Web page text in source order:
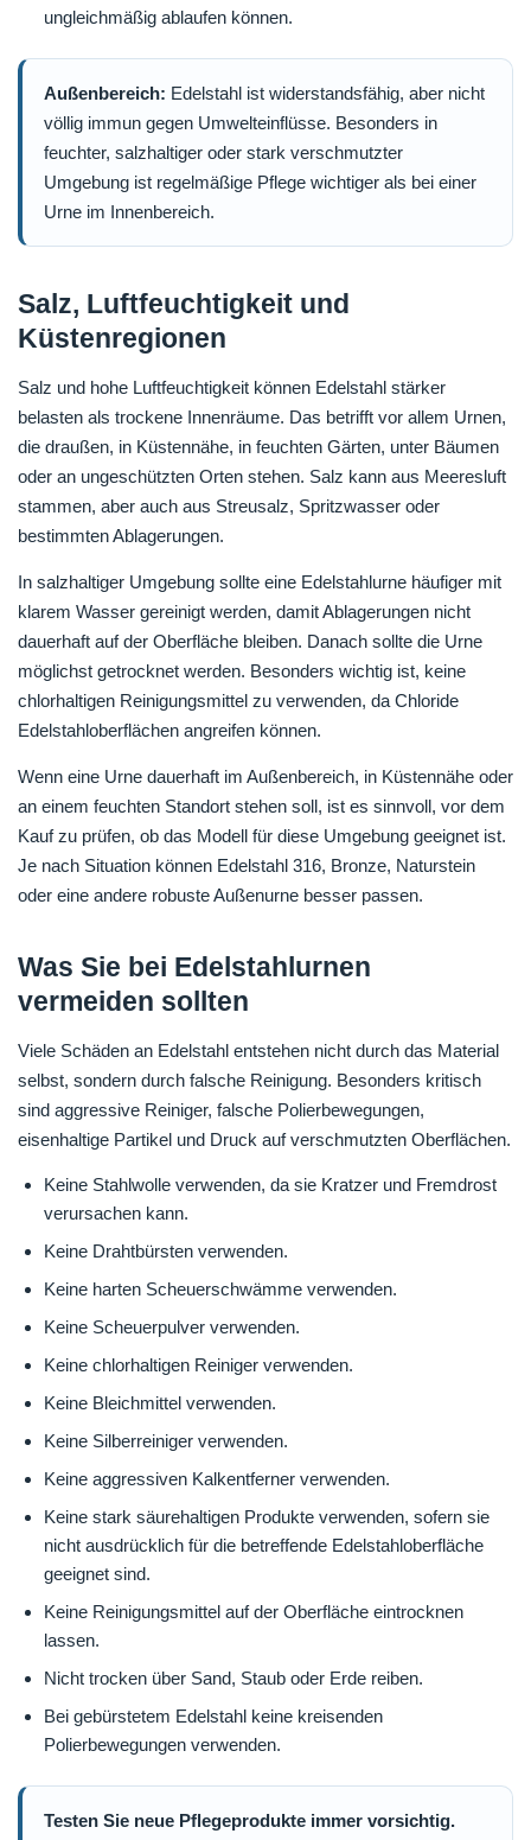
ungleichmäßig ablaufen können.
Außenbereich: Edelstahl ist widerstandsfähig, aber nicht
völlig immun gegen Umwelteinflüsse. Besonders in
feuchter, salzhaltiger oder stark verschmutzter
Umgebung ist regelmäßige Pflege wichtiger als bei einer
Urne im Innenbereich.
Salz, Luftfeuchtigkeit und
Küstenregionen
Salz und hohe Luftfeuchtigkeit können Edelstahl stärker
belasten als trockene Innenräume. Das betrifft vor allem Urnen,
die draußen, in Küstennähe, in feuchten Gärten, unter Bäumen
oder an ungeschützten Orten stehen. Salz kann aus Meeresluft
stammen, aber auch aus Streusalz, Spritzwasser oder
bestimmten Ablagerungen.
In salzhaltiger Umgebung sollte eine Edelstahlurne häufiger mit
klarem Wasser gereinigt werden, damit Ablagerungen nicht
dauerhaft auf der Oberfläche bleiben. Danach sollte die Urne
möglichst getrocknet werden. Besonders wichtig ist, keine
chlorhaltigen Reinigungsmittel zu verwenden, da Chloride
Edelstahloberflächen angreifen können.
Wenn eine Urne dauerhaft im Außenbereich, in Küstennähe oder
an einem feuchten Standort stehen soll, ist es sinnvoll, vor dem
Kauf zu prüfen, ob das Modell für diese Umgebung geeignet ist.
Je nach Situation können Edelstahl 316, Bronze, Naturstein
oder eine andere robuste Außenurne besser passen.
Was Sie bei Edelstahlurnen
vermeiden sollten
Viele Schäden an Edelstahl entstehen nicht durch das Material
selbst, sondern durch falsche Reinigung. Besonders kritisch
sind aggressive Reiniger, falsche Polierbewegungen,
eisenhaltige Partikel und Druck auf verschmutzten Oberflächen.
Keine Stahlwolle verwenden, da sie Kratzer und Fremdrost
verursachen kann.
Keine Drahtbürsten verwenden.
Keine harten Scheuerschwämme verwenden.
Keine Scheuerpulver verwenden.
Keine chlorhaltigen Reiniger verwenden.
Keine Bleichmittel verwenden.
Keine Silberreiniger verwenden.
Keine aggressiven Kalkentferner verwenden.
Keine stark säurehaltigen Produkte verwenden, sofern sie
nicht ausdrücklich für die betreffende Edelstahloberfläche
geeignet sind.
Keine Reinigungsmittel auf der Oberfläche eintrocknen
lassen.
Nicht trocken über Sand, Staub oder Erde reiben.
Bei gebürstetem Edelstahl keine kreisenden
Polierbewegungen verwenden.
Testen Sie neue Pflegeprodukte immer vorsichtig.